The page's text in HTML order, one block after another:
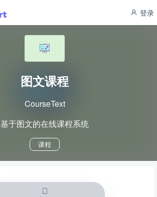
登录
图文课程
CourseText
基于图文的在线课程系统
课程